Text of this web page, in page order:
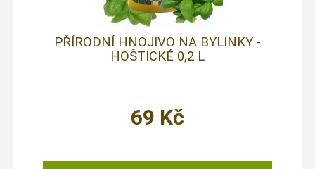
PŘÍRODNÍ HNOJIVO NA BYLINKY -
HOŠTICKÉ 0,2 L
69 Kč